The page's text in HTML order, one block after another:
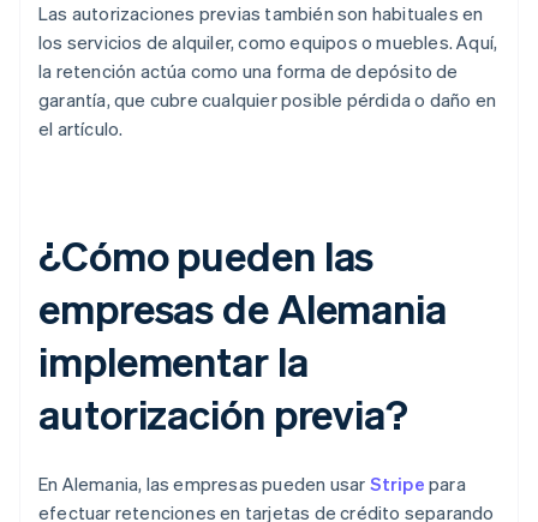
Las autorizaciones previas también son habituales en
los servicios de alquiler, como equipos o muebles. Aquí,
la retención actúa como una forma de depósito de
garantía, que cubre cualquier posible pérdida o daño en
el artículo.
¿Cómo pueden las
empresas de Alemania
implementar la
autorización previa?
En Alemania, las empresas pueden usar Stripe para
efectuar retenciones en tarjetas de crédito separando